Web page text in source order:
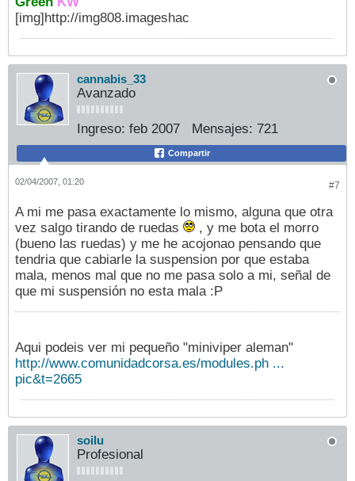
[img]http://img808.imageshac
cannabis_33
Avanzado
Ingreso: feb 2007 Mensajes: 721
Compartir
#7
02/04/2007, 01:20
A mi me pasa exactamente lo mismo, alguna que otra
vez salgo tirando de ruedas
, y me bota el morro
(bueno las ruedas) y me he acojonao pensando que
tendria que cabiarle la suspension por que estaba
mala, menos mal que no me pasa solo a mi, señal de
que mi suspensión no esta mala :P
Aqui podeis ver mi pequeño "miniviper aleman"
http://www.comunidadcorsa.es/modules.ph ...
pic&t=2665
soilu
Profesional